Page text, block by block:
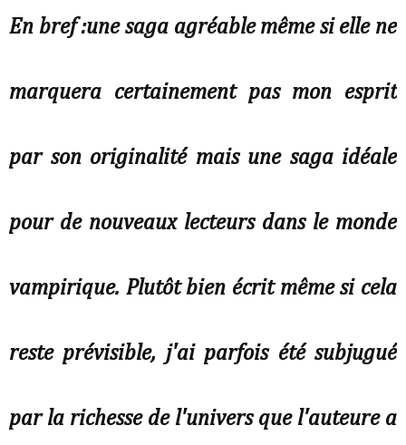
En bref :une saga agréable même si elle ne
marquera certainement pas mon esprit
par son originalité mais une saga idéale
pour de nouveaux lecteurs dans le monde
vampirique. Plutôt bien écrit même si cela
reste prévisible, j'ai parfois été subjugué
par la richesse de l'univers que l'auteure a